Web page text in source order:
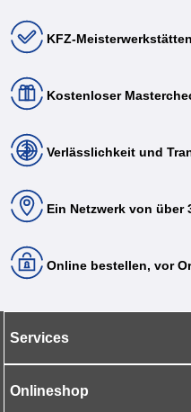
KFZ-Meisterwerkstätten
Kostenloser
Verlässlichkeit und
Ein Netzwerk von über
Online bestellen, vor
Services
Onlineshop